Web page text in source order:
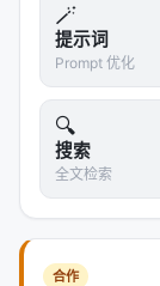
原文：
Question
ACL
---
深度分析附录
本工作处于
🪄
提示词
Prompt 优化
🔍
搜索
全文检索
合作